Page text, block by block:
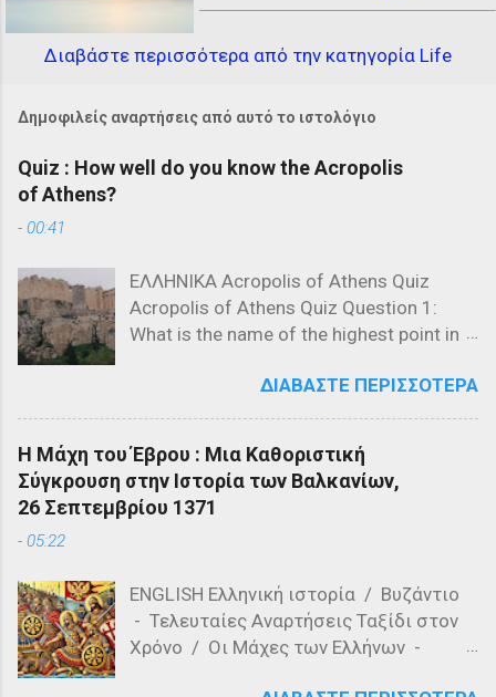
Διαβάστε περισσότερα από την κατηγορία Life
Δημοφιλείς αναρτήσεις από αυτό το ιστολόγιο
Quiz : How well do you know the Acropolis
of Athens?
- 00:41
ΕΛΛΗΝΙΚΑ Acropolis of Athens Quiz
Acropolis of Athens Quiz Question 1:
What is the name of the highest point in
Propylaea c) The Acropolis Hill Question
2: Which of the following is NOT a
structure on the Acropolis? a) The
Parthenon b) The Propylaea c) The
Colosseum Question 3: Who designed
the Parthenon? a) Ictinus and Callicrates
material used in the construction of the
Parthenon? a) Marble b) Granite c)
Limestone Question 5: Which of the
ΔΙΑΒΆΣΤΕ ΠΕΡΙΣΣΌΤΕΡΑ
Η Μάχη του Έβρου : Μια Καθοριστική
Σύγκρουση στην Ιστορία των Βαλκανίων,
26 Σεπτεμβρίου 1371
- 05:22
ENGLISH Ελληνική ιστορία / Βυζάντιο
- Τελευταίες Αναρτήσεις Ταξίδι στον
Χρόνο / Οι Μάχες των Ελλήνων -